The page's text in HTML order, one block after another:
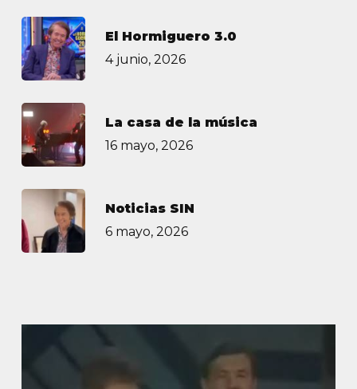
El Hormiguero 3.0
4 junio, 2026
La casa de la música
16 mayo, 2026
Noticias SIN
6 mayo, 2026